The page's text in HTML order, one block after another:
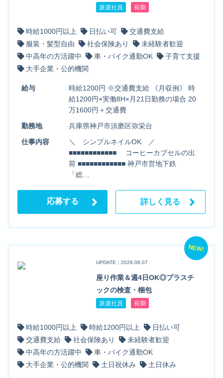
派遣社員 長期
時給1000円以上 日払い可
交通費支給
服装・髪型自由
社会保険あり
未経験者歓迎
中高年の方活躍中
車・バイク通勤OK
子育て支援
大手企業・公的機関
給与
時給1200円 ※交通費支給 《月収例》 時
給1200円×実働8H×月21日勤務の場合 20
万1600円＋交通費
勤務地
兵庫県神戸市須磨区弥栄台
仕事内容
＼ シンプルネイルOK ／
■■■■■■■■■■■■ コーヒーカプセルの出
荷 ■■■■■■■■■■■■ 神戸市営地下鉄
「総…
応募する 詳しく見る
NEW!
UPDATE：2026.08.07
座り作業＆週4日OK◎プラスチ
ックの検査・梱包
派遣社員 長期
時給1000円以上 時給1200円以上
日払い可
交通費支給
社会保険あり
未経験者歓迎
中高年の方活躍中
車・バイク通勤OK
大手企業・公的機関
土日祝休み 土日休み